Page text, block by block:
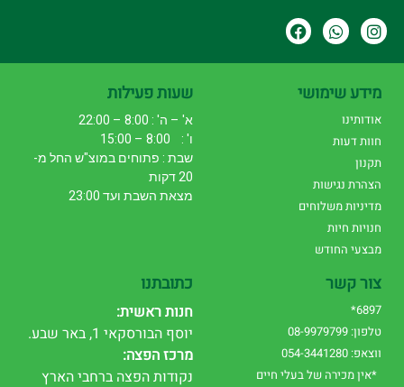
מידע שימושי
אודותינו
חוות דעות
תקנון
הצהרת נגישות
מדיניות משלוחים
חנויות חיות
מבצעי החודש
שעות פעילות
א' – ה' : 8:00 – 22:00
ו' : 8:00 – 15:00
שבת : פתוחים במוצ"ש החל מ-
20 דקות
מצאת השבת ועד 23:00
צור קשר
6897*
טלפון: 08-9979799
ווצאפ: 054-3441280
*אין מכירה של בעלי חיים
כתובתנו
חנות ראשית:
יוסף הבורסקאי 1, באר שבע.
מרכז הפצה:
נקודות הפצה ברחבי הארץ